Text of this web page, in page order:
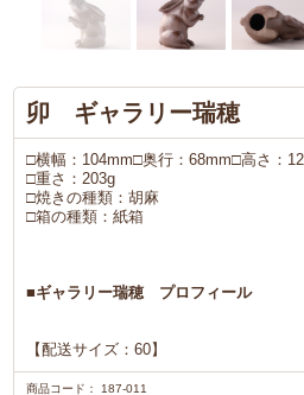
卯 ギャラリー瑞穂
□横幅：104mm□奥行：68mm□高さ：
□重さ：203g
□焼きの種類：胡麻
□箱の種類：紙箱
■ギャラリー瑞穂 プロフィール
【配送サイズ：60】
商品コード： 187-011